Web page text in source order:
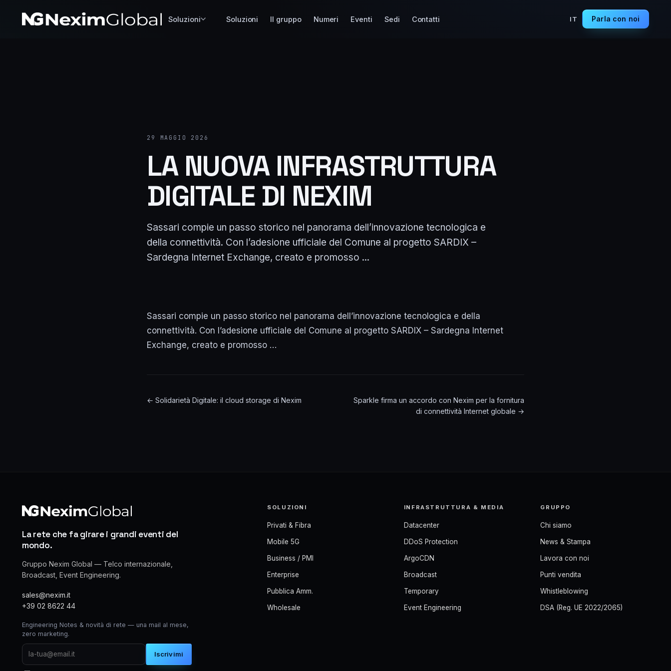
Soluzioni Soluzioni Il gruppo Numeri Eventi Sedi Contatti IT Parla con noi
29 MAGGIO 2026
LA NUOVA INFRASTRUTTURA
DIGITALE DI NEXIM
Sassari compie un passo storico nel panorama dell’innovazione tecnologica e
della connettività. Con l’adesione ufficiale del Comune al progetto SARDIX –
Sardegna Internet Exchange, creato e promosso ...
Sassari compie un passo storico nel panorama dell’innovazione tecnologica e della
connettività. Con l’adesione ufficiale del Comune al progetto SARDIX – Sardegna Internet
Exchange, creato e promosso …
← Solidarietà Digitale: il cloud storage di Nexim
Sparkle firma un accordo con Nexim per la fornitura
di connettività Internet globale →
La rete che fa girare i grandi eventi del
mondo.
Gruppo Nexim Global — Telco internazionale,
Broadcast, Event Engineering.
sales@nexim.it
+39 02 8622 44
Engineering Notes & novità di rete — una mail al mese,
zero marketing.
Iscrivimi
SOLUZIONI
Privati & Fibra
Mobile 5G
Business / PMI
Enterprise
Pubblica Amm.
Wholesale
INFRASTRUTTURA & MEDIA
Datacenter
DDoS Protection
ArgoCDN
Broadcast
Temporary
Event Engineering
GRUPPO
Chi siamo
News & Stampa
Lavora con noi
Punti vendita
Whistleblowing
DSA (Reg. UE 2022/2065)